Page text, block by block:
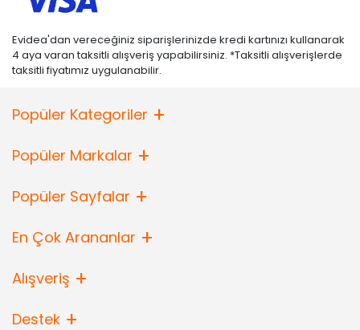
Evidea'dan vereceğiniz siparişlerinizde kredi kartınızı kullanarak
4 aya varan taksitli alışveriş yapabilirsiniz. *Taksitli alışverişlerde
taksitli fiyatımız uygulanabilir.
Popüler Kategoriler
Popüler Markalar
Popüler Sayfalar
En Çok Arananlar
Alışveriş
Destek